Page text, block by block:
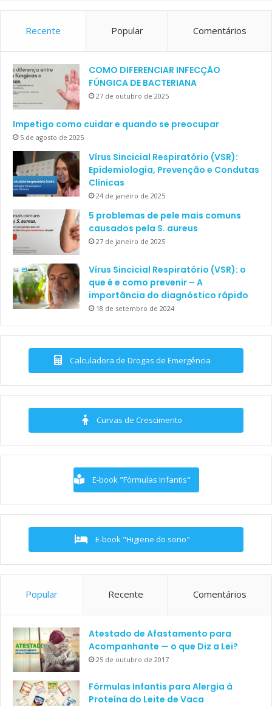
Recente Popular Comentários
COMO DIFERENCIAR INFECÇÃO
FÚNGICA DE BACTERIANA
27 de outubro de 2025
Impetigo como cuidar e quando se preocupar
5 de agosto de 2025
Vírus Sincicial Respiratório (VSR):
Epidemiologia, Prevenção e Condutas
Clínicas
24 de janeiro de 2025
5 problemas de pele mais comuns
causados pela S. aureus
27 de janeiro de 2025
Vírus Sincicial Respiratório (VSR): o
que é e como prevenir – A
importância do diagnóstico rápido
18 de setembro de 2024
Calculadora de Drogas de Emergência
Curvas de Crescimento
E-book "Fórmulas Infantis"
E-book "Higiene do sono"
Popular Recente Comentários
Atestado de Afastamento para
Acompanhante — o que Diz a Lei?
25 de outubro de 2017
Fórmulas Infantis para Alergia à
Proteína do Leite de Vaca